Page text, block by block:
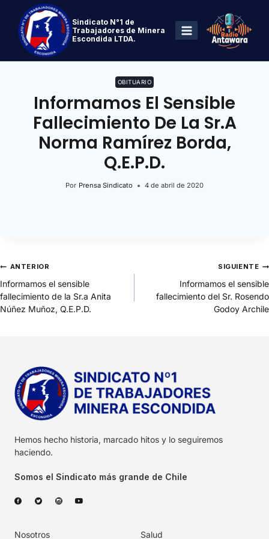
Sindicato N°1 de
Trabajadores de Minera
Escondida LTDA.
OBITUARIO
Informamos El Sensible
Fallecimiento De La Sr.a
Norma Ramírez Borda,
Q.E.P.D.
Por Prensa Sindicato 4 de abril de 2020
ANTERIOR
Informamos el sensible
fallecimiento de la Sr.a Anita
Núñez Muñoz, Q.E.P.D.
SIGUIENTE
Informamos el sensible
fallecimiento del Sr. Rosendo
Godoy Archile
Hemos hecho historia, marcado hitos y lo seguiremos
haciendo.
Somos el Sindicato más grande de Chile
Nosotros Salud